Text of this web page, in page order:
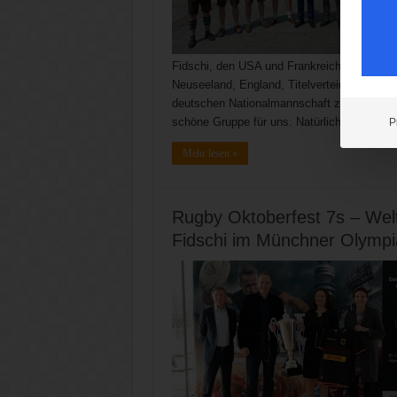
Fidschi, den USA und Frankreich. Auch
Neuseeland, England, Titelverteidiger
deutschen Nationalmannschaft zeigte sich
schöne Gruppe für uns. Natürlich wird es
Mehr lesen »
Rugby Oktoberfest 7s –
Fidschi im Münchner